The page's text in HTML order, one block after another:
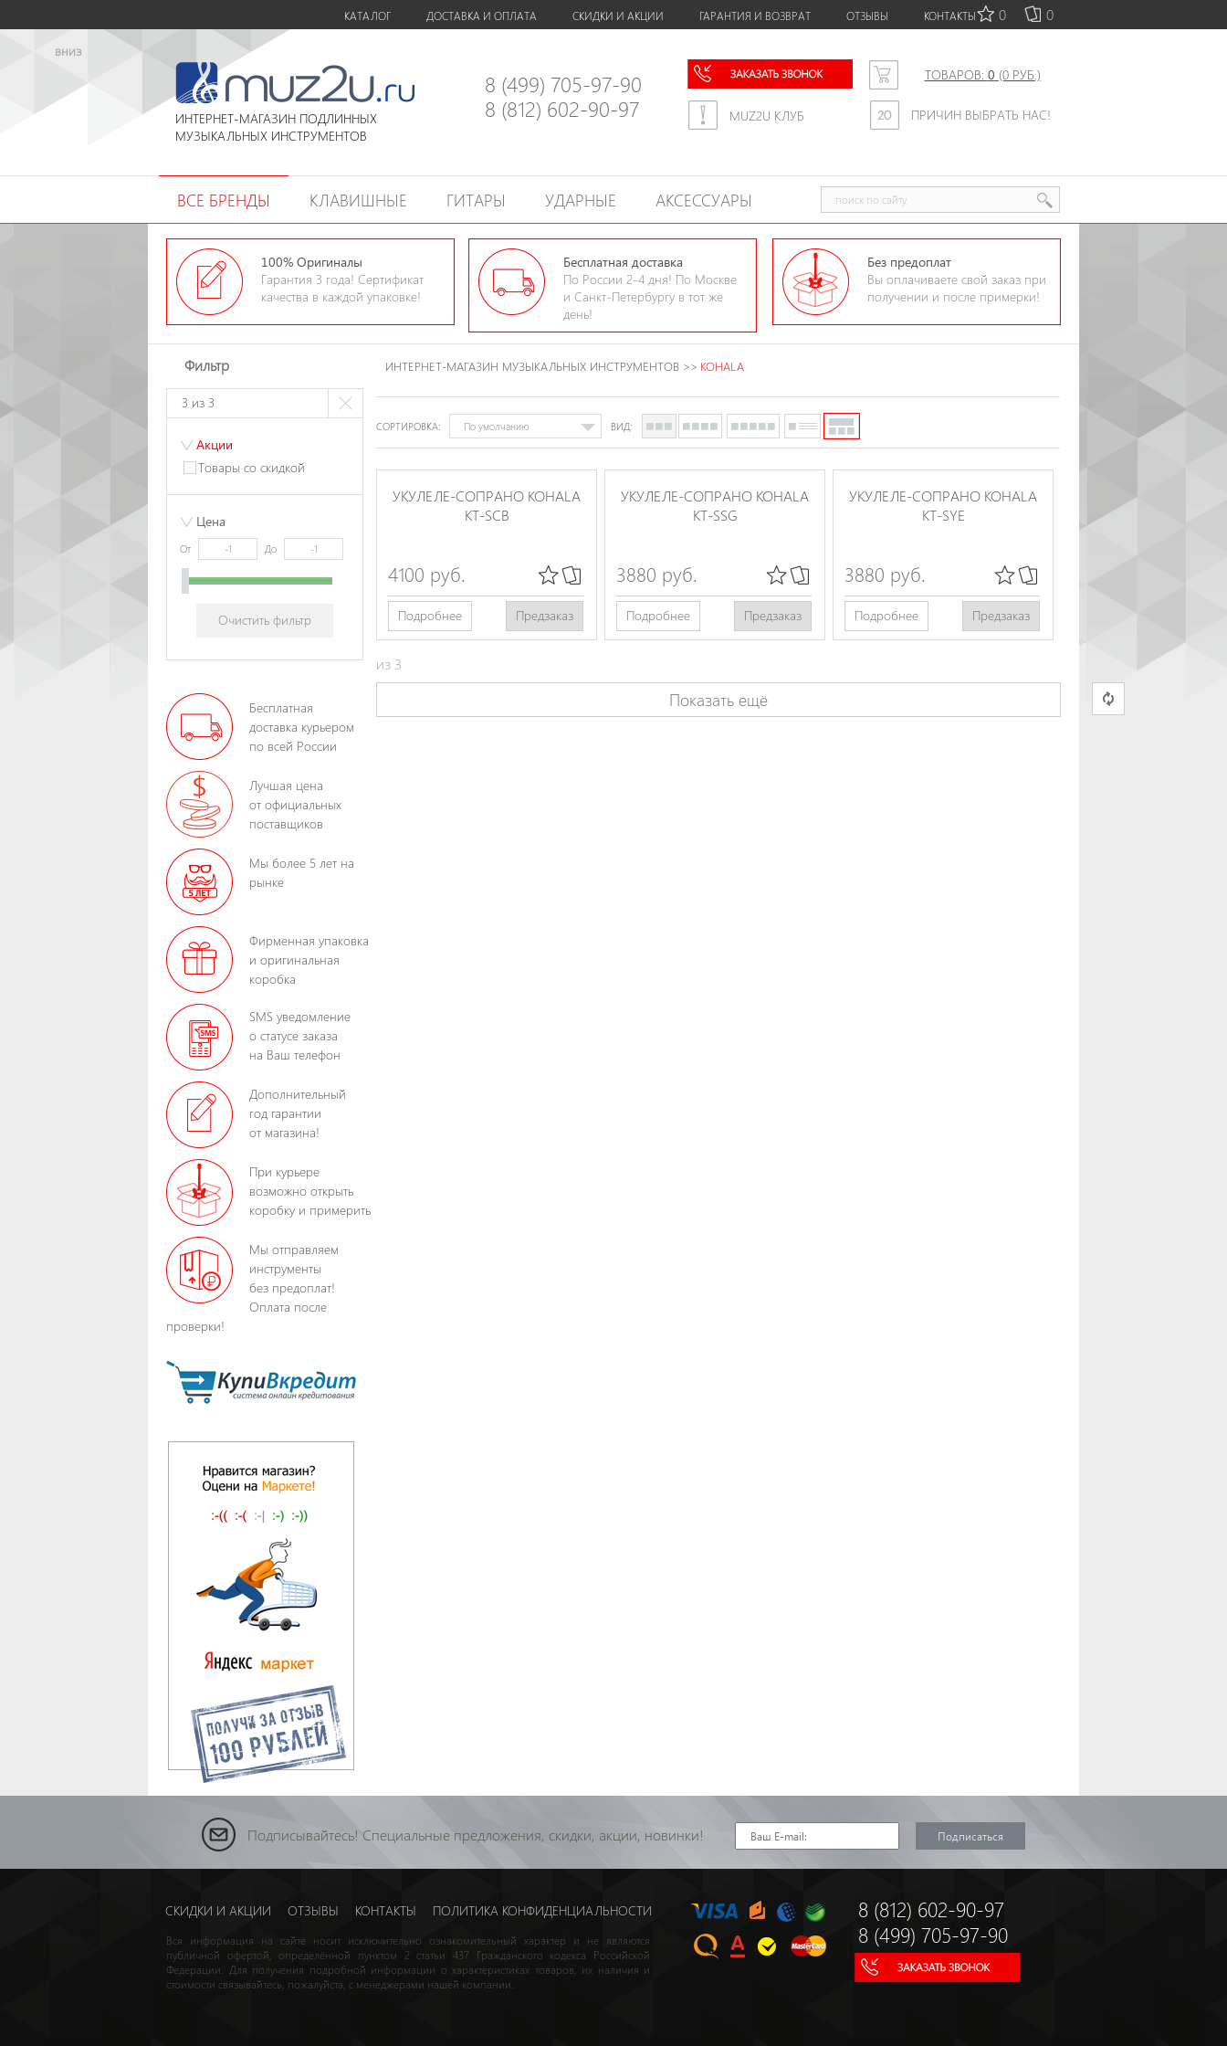
вниз
КАТАЛОГ ДОСТАВКА И ОПЛАТА СКИДКИ И АКЦИИ ГАРАНТИЯ И ВОЗВРАТ ОТЗЫВЫ КОНТАКТЫ 0
0
ИНТЕРНЕТ-МАГАЗИН ПОДЛИННЫХ
МУЗЫКАЛЬНЫХ ИНСТРУМЕНТОВ
8 (499) 705-97-90
8 (812) 602-90-97
MUZ2U КЛУБ
ТОВАРОВ: 0 (0 РУБ.)
ПРИЧИН ВЫБРАТЬ НАС!
ВСЕ БРЕНДЫ КЛАВИШНЫЕ ГИТАРЫ УДАРНЫЕ АКСЕССУАРЫ
100% Оригиналы
Гарантия 3 года! Сертификат
качества в каждой упаковке!
Бесплатная доставка
По России 2-4 дня! По Москве
и Санкт-Петербургу в тот же
день!
Без предоплат
Вы оплачиваете свой заказ при
получении и после примерки!
Фильтр
3 из 3
Акции
Товары со скидкой
Цена
От До
Очистить фильтр
Бесплатная
доставка курьером
по всей России
Лучшая цена
от официальных
поставщиков
Мы более 5 лет на
рынке
Фирменная упаковка
и оригинальная
коробка
SMS уведомление
о статусе заказа
на Ваш телефон
Дополнительный
год гарантии
от магазина!
При курьере
возможно открыть
коробку и примерить
Мы отправляем
инструменты
без предоплат!
Оплата после
проверки!
ИНТЕРНЕТ-МАГАЗИН МУЗЫКАЛЬНЫХ ИНСТРУМЕНТОВ >> KOHALA
СОРТИРОВКА: ВИД:
УКУЛЕЛЕ-СОПРАНО KOHALA
KT-SCB
4100 руб.
Подробнее Предзаказ
УКУЛЕЛЕ-СОПРАНО KOHALA
KT-SSG
3880 руб.
Подробнее Предзаказ
УКУЛЕЛЕ-СОПРАНО KOHALA
KT-SYE
3880 руб.
Подробнее Предзаказ
из 3
Показать ещё
Подписывайтесь! Специальные предложения, скидки, акции, новинки!
СКИДКИ И АКЦИИ ОТЗЫВЫ КОНТАКТЫ ПОЛИТИКА КОНФИДЕНЦИАЛЬНОСТИ
Вся информация на сайте носит исключительно ознакомительный характер и не являются
публичной офертой, определённой пунктом 2 статьи 437 Гражданского кодекса Российской
Федерации. Для получения подробной информации о характеристиках товаров, их наличия и
стоимости связывайтесь, пожалуйста, с менеджерами нашей компании.
8 (812) 602-90-97
8 (499) 705-97-90